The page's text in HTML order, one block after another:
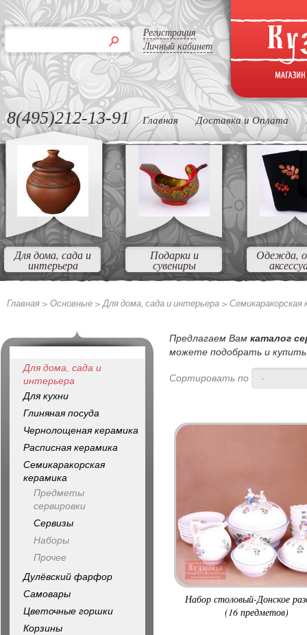
Регистрация
Личный кабинет
8(495)212-13-91 Главная Доставка и Оплата
Для дома, сада и
интерьера
Подарки и
сувениры
Одежда,
Главная > Основные >Для дома, сада и интерьера > Семикаракорская
Предлагаем Вам каталог
можете подобрать и
Сортировать по
-
Набор столовый-Донское
(16 предметов)
Для дома, сада и
интерьера
Для кухни
Глиняная посуда
Чернолощеная керамика
Расписная керамика
Семикаракорская
керамика
Предметы
сервировки
Сервизы
Наборы
Прочее
Дулёвский фарфор
Самовары
Цветочные горшки
Корзины